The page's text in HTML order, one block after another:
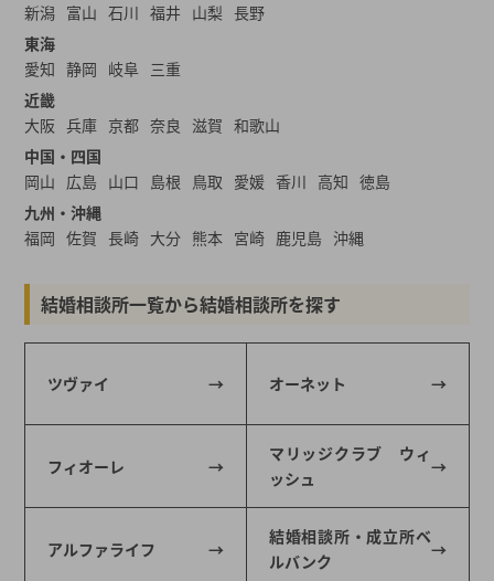
新潟 富山 石川 福井 山梨 長野
東海
愛知 静岡 岐阜 三重
近畿
大阪 兵庫 京都 奈良 滋賀 和歌山
中国・四国
岡山 広島 山口 島根 鳥取 愛媛 香川 高知 徳島
九州・沖縄
福岡 佐賀 長崎 大分 熊本 宮崎 鹿児島 沖縄
結婚相談所一覧から結婚相談所を探す
ツヴァイ オーネット
フィオーレ
マリッジクラブ ウィ
ッシュ
アルファライフ
結婚相談所・成立所ベ
ルバンク